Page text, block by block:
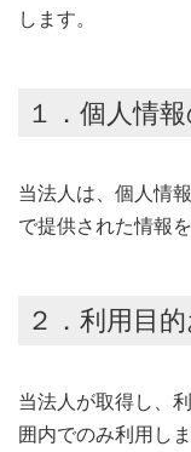
します。
１．個人情
当法人は、個人情
で提供された情報
２．利用目
当法人が取得し、
囲内でのみ利用しま